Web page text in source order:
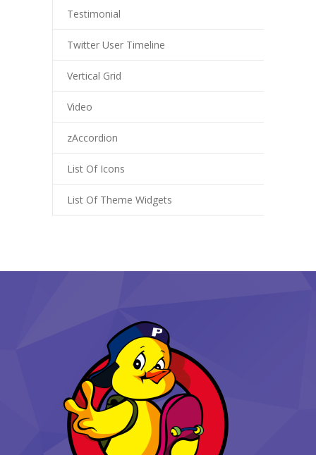
Testimonial
Twitter User Timeline
Vertical Grid
Video
zAccordion
List Of Icons
List Of Theme Widgets